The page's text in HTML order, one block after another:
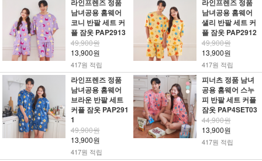
라인프렌즈 정품
남녀공용 홈웨어
코니 반팔 세트 커
플 잠옷 PAP2913
49,900원
13,900원
417원 적립
라인프렌즈 정품
남녀공용 홈웨어
샐리 반팔 세트 커
플 잠옷 PAP2912
49,900원
13,900원
417원 적립
라인프렌즈 정품
남녀공용 홈웨어
브라운 반팔 세트
커플 잠옷 PAP291
1
49,900원
13,900원
417원 적립
피너츠 정품 남녀
공용 홈웨어 스누
피 반팔 세트 커플
잠옷 PAP4SET03
44,900원
13,900원
417원 적립